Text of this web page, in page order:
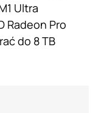
Ultra
Radeon Pro
do 8 TB